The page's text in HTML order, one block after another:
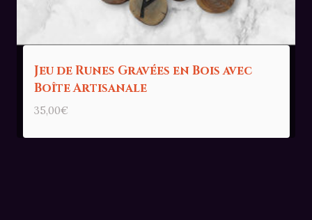
Jeu de Runes Gravées en Bois avec
Boîte Artisanale
35,00€